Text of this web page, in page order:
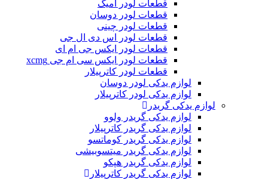
قطعات لودر آمیگ
قطعات لودر دوسان
قطعات لودر چینی
قطعات لودر اس دی ال جی
قطعات لودر ایکس جی ام ای
قطعات لودر ایکس سی ام جی xcmg
قطعات لودر کاترپیلار
لوازم یدکی لودر دوسان
لوازم یدکی لودر کاترپیلار
لوازم یدکی گریدر
لوازم یدکی گریدر ولوو
لوازم یدکی گریدر کاترپیلار
لوازم یدکی گریدر کوماتسو
لوازم یدکی گریدر میتسوبیشی
لوازم یدکی گریدر هپکو
لوازم یدکی گریدر کاترپیلار